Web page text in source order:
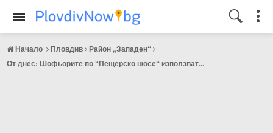
Начало Пловдив Район „Западен“
От днес: Шофьорите по “Пещерско шосе“ използват...